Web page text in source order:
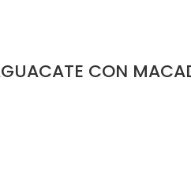
CON